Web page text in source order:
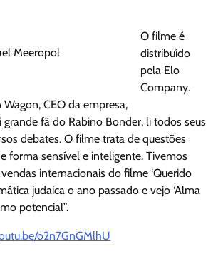
Meeropol
O filme é
distribuído
pela Elo
Company.
CEO da empresa,
grande fã do Rabino Bonder, li todos seus
debates. O filme trata de questões
forma sensível e inteligente. Tivemos
internacionais do filme ‘Querido
judaica o ano passado e vejo ‘Alma
potencial”.
o2n7GnGMlhU